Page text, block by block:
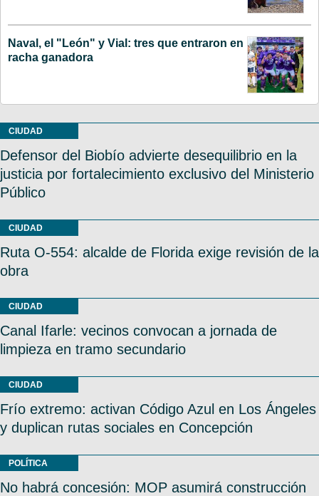
Naval, el "León" y Vial: tres que entraron en
racha ganadora
CIUDAD
Defensor del Biobío advierte desequilibrio en la
justicia por fortalecimiento exclusivo del Ministerio
Público
CIUDAD
Ruta O-554: alcalde de Florida exige revisión de la
obra
CIUDAD
Canal Ifarle: vecinos convocan a jornada de
limpieza en tramo secundario
CIUDAD
Frío extremo: activan Código Azul en Los Ángeles
y duplican rutas sociales en Concepción
POLÍTICA
No habrá concesión: MOP asumirá construcción